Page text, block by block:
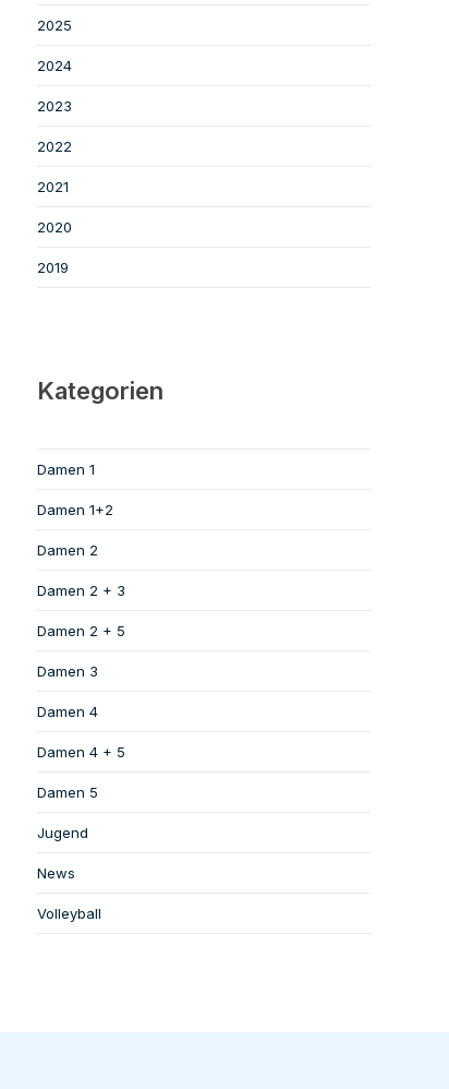
2025
2024
2023
2022
2021
2020
2019
Kategorien
Damen 1
Damen 1+2
Damen 2
Damen 2 + 3
Damen 2 + 5
Damen 3
Damen 4
Damen 4 + 5
Damen 5
Jugend
News
Volleyball